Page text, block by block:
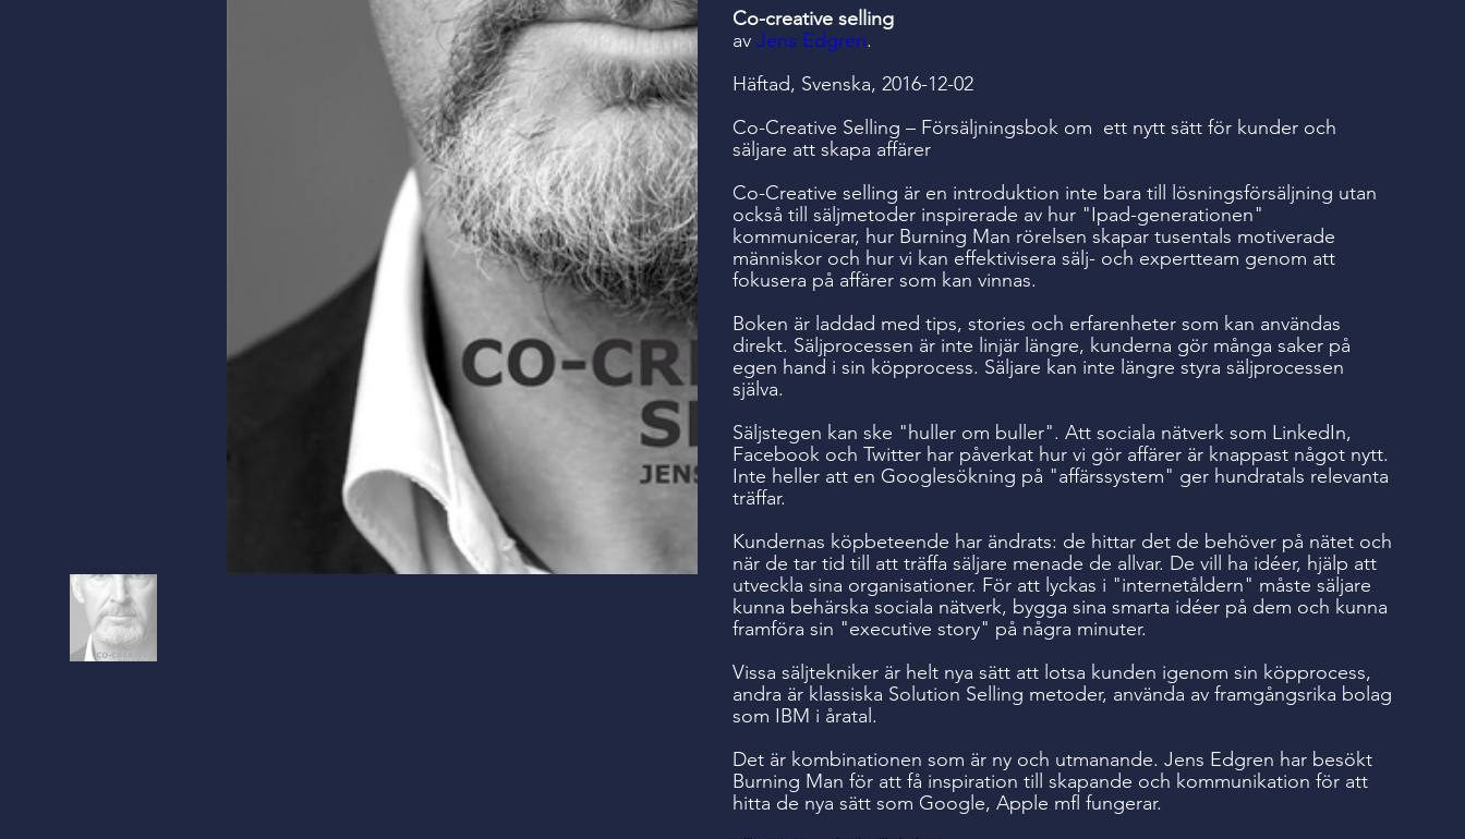
Co-creative selling
av Jens Edgren.
Häftad, Svenska, 2016-12-02
Co-Creative Selling – Försäljningsbok om ett nytt sätt för kunder och
säljare att skapa affärer
Co-Creative selling är en introduktion inte bara till lösningsförsäljning utan
också till säljmetoder inspirerade av hur "Ipad-generationen"
kommunicerar, hur Burning Man rörelsen skapar tusentals motiverade
människor och hur vi kan effektivisera sälj- och expertteam genom att
fokusera på affärer som kan vinnas.
Boken är laddad med tips, stories och erfarenheter som kan användas
direkt. Säljprocessen är inte linjär längre, kunderna gör många saker på
egen hand i sin köpprocess. Säljare kan inte längre styra säljprocessen
själva.
Säljstegen kan ske "huller om buller". Att sociala nätverk som LinkedIn,
Facebook och Twitter har påverkat hur vi gör affärer är knappast något nytt.
Inte heller att en Googlesökning på "affärssystem" ger hundratals relevanta
träffar.
Kundernas köpbeteende har ändrats: de hittar det de behöver på nätet och
när de tar tid till att träffa säljare menade de allvar. De vill ha idéer, hjälp att
utveckla sina organisationer. För att lyckas i "internetåldern" måste säljare
kunna behärska sociala nätverk, bygga sina smarta idéer på dem och kunna
framföra sin "executive story" på några minuter.
Vissa säljtekniker är helt nya sätt att lotsa kunden igenom sin köpprocess,
andra är klassiska Solution Selling metoder, använda av framgångsrika bolag
som IBM i åratal.
Det är kombinationen som är ny och utmanande. Jens Edgren har besökt
Burning Man för att få inspiration till skapande och kommunikation för att
hitta de nya sätt som Google, Apple mfl fungerar.